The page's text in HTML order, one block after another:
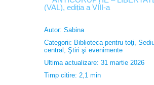
Autor: Sabina
Categorii: Biblioteca pentru toţi,
central , Ştiri şi evenimente
Ultima actualizare: 31 martie 2026
Timp citire: 2,1 min